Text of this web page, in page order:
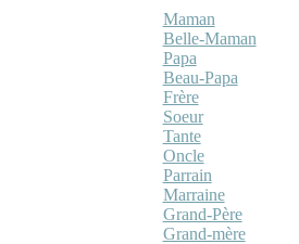
Maman
Belle-Maman
Papa
Beau-Papa
Frère
Soeur
Tante
Oncle
Parrain
Marraine
Grand-Père
Grand-mère